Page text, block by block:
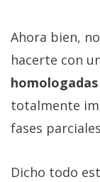
Ahora bien,
hacerte con
totalmente
fases
Dicho todo